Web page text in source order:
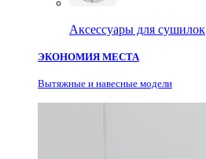
Аксессуары для сушилок
ЭКОНОМИЯ МЕСТА
Вытяжные и навесные модели